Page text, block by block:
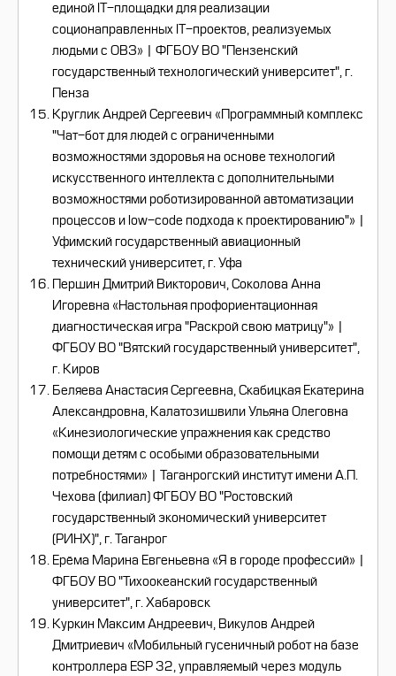
единой IT-площадки для реализации
соционаправленных IT-проектов, реализуемых
людьми с ОВЗ» | ФГБОУ ВО "Пензенский
государственный технологический университет", г.
Пенза
Круглик Андрей Сергеевич «Программный комплекс
"Чат-бот для людей с ограниченными
возможностями здоровья на основе технологий
искусственного интеллекта с дополнительными
возможностями роботизированной автоматизации
процессов и low-code подхода к проектированию"» |
Уфимский государственный авиационный
технический университет, г. Уфа
Першин Дмитрий Викторович, Соколова Анна
Игоревна «Настольная профориентационная
диагностическая игра "Раскрой свою матрицу"» |
ФГБОУ ВО "Вятский государственный университет",
г. Киров
Беляева Анастасия Сергеевна, Скабицкая Екатерина
Александровна, Калатозишвили Ульяна Олеговна
«Кинезиологические упражнения как средство
помощи детям с особыми образовательными
потребностями» | Таганрогский институт имени А.П.
Чехова (филиал) ФГБОУ ВО "Ростовский
государственный экономический университет
(РИНХ)", г. Таганрог
Ерёма Марина Евгеньевна «Я в городе профессий» |
ФГБОУ ВО "Тихоокеанский государственный
университет", г. Хабаровск
Куркин Максим Андреевич, Викулов Андрей
Дмитриевич «Мобильный гусеничный робот на базе
контроллера ESP 32, управляемый через модуль